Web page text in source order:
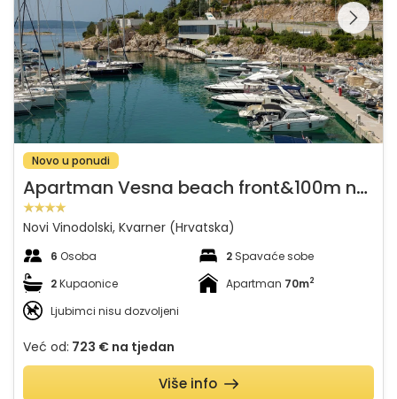
galeriju na
Novo u ponudi
A
partman Vesna beach front&100m near sea
Novi Vinodolski, Kvarner (Hrvatska)
6 Osoba 2 Spavaće sobe
2Kupaonice Apartman 70m2
Ljubimci nisu dozvoljeni
Već od: 723 € na tjedan
Više info